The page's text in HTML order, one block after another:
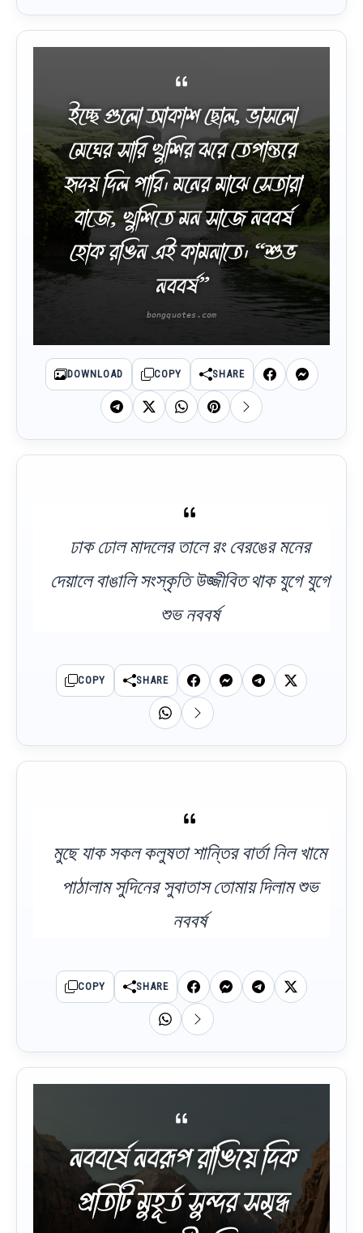
ইচ্ছে গুলো আকাশ ছোল, ভাসলো
মেঘের সারি খুশির ঝরে তেপান্তরে
হৃদয় দিল পারি। মনের মাঝে সেতারা
বাজে, খুশিতে মন সাজে নববর্ষ
হোক রঙিন এই কামনাতে। “শুভ
নববর্ষ”
DOWNLOAD COPY SHARE
ঢাক ঢোল মাদলের তালে রং বেরঙের মনের
দেয়ালে বাঙালি সংস্কৃতি উজ্জীবিত থাক যুগে যুগে
শুভ নববর্ষ
COPY SHARE
মুছে যাক সকল কলুষতা শান্তির বার্তা নিল খামে
পাঠালাম সুদিনের সুবাতাস তোমায় দিলাম শুভ
নববর্ষ
COPY SHARE
নববর্ষে নবরূপ রাঙিয়ে দিক
প্রতিটি মুহূর্ত সুন্দর সমৃদ্ধ